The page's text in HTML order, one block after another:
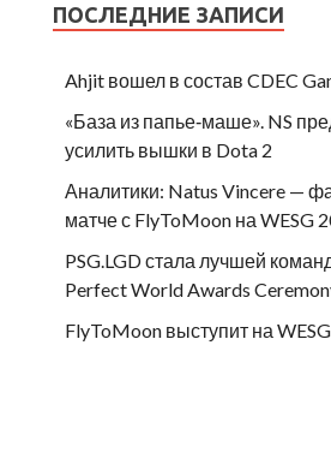
ПОСЛЕДНИЕ ЗАПИСИ
Ahjit вошел в состав CDEC
«База из папье‑маше». NS
усилить вышки в Dota 2
Аналитики: Natus Vincere —
матче с FlyToMoon на WESG
PSG.LGD стала лучшей
Perfect World Awards
FlyToMoon выступит на